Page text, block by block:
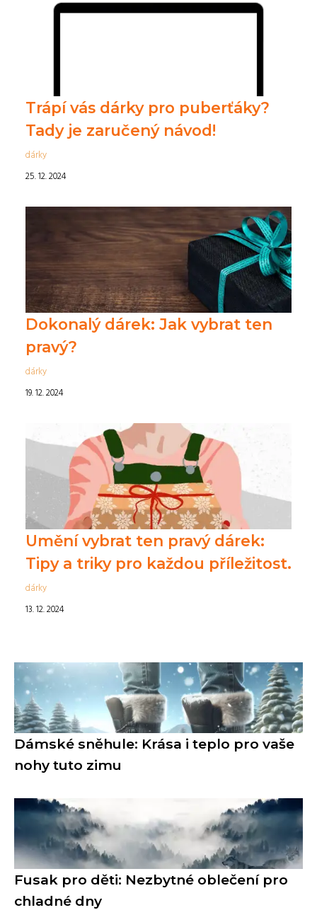
Trápí vás dárky pro puberťáky?
Tady je zaručený návod!
dárky
25. 12. 2024
Dokonalý dárek: Jak vybrat ten
pravý?
dárky
19. 12. 2024
Umění vybrat ten pravý dárek:
Tipy a triky pro každou příležitost.
dárky
13. 12. 2024
Dámské sněhule: Krása i teplo pro vaše
nohy tuto zimu
Fusak pro děti: Nezbytné oblečení pro
chladné dny